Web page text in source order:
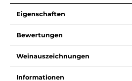
Eigenschaften
Bewertungen
Weinauszeichnungen
Informationen